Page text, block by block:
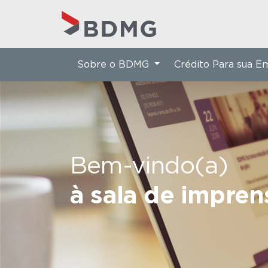
Bem-vindo(a)
à sala de
Sobre o BDMG Crédito Para sua